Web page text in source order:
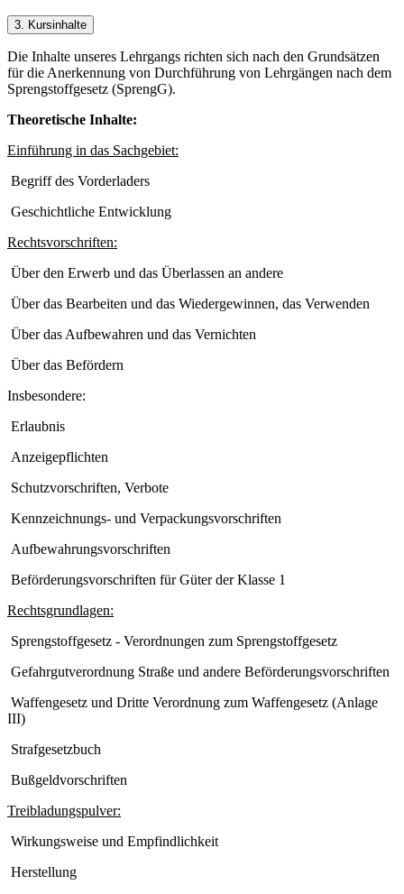
3. Kursinhalte
Die Inhalte unseres Lehrgangs richten sich nach den Grundsätzen
für die Anerkennung von Durchführung von Lehrgängen nach dem
Sprengstoffgesetz (SprengG).
Theoretische Inhalte:
Einführung in das Sachgebiet:
Begriff des Vorderladers
Geschichtliche Entwicklung
Rechtsvorschriften:
Über den Erwerb und das Überlassen an andere
Über das Bearbeiten und das Wiedergewinnen, das Verwenden
Über das Aufbewahren und das Vernichten
Über das Befördern
Insbesondere:
Erlaubnis
Anzeigepflichten
Schutzvorschriften, Verbote
Kennzeichnungs- und Verpackungsvorschriften
Aufbewahrungsvorschriften
Beförderungsvorschriften für Güter der Klasse 1
Rechtsgrundlagen:
Sprengstoffgesetz - Verordnungen zum Sprengstoffgesetz
Gefahrgutverordnung Straße und andere Beförderungsvorschriften
Waffengesetz und Dritte Verordnung zum Waffengesetz (Anlage
III)
Strafgesetzbuch
Bußgeldvorschriften
Treibladungspulver:
Wirkungsweise und Empfindlichkeit
Herstellung